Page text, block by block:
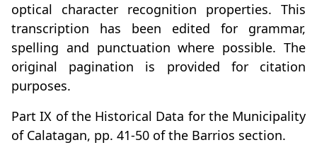
optical character recognition properties. This
transcription has been edited for grammar,
spelling and punctuation where possible. The
original pagination is provided for citation
purposes.
Part IX of the Historical Data for the Municipality
of Calatagan, pp. 41-50 of the Barrios section.